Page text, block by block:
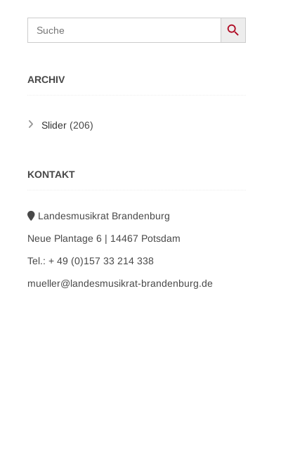
Search
for:
Search Button
ARCHIV
Slider (206)
KONTAKT
Landesmusikrat Brandenburg
Neue Plantage 6 | 14467 Potsdam
Tel.: + 49 (0)157 33 214 338
mueller@landesmusikrat-brandenburg.de